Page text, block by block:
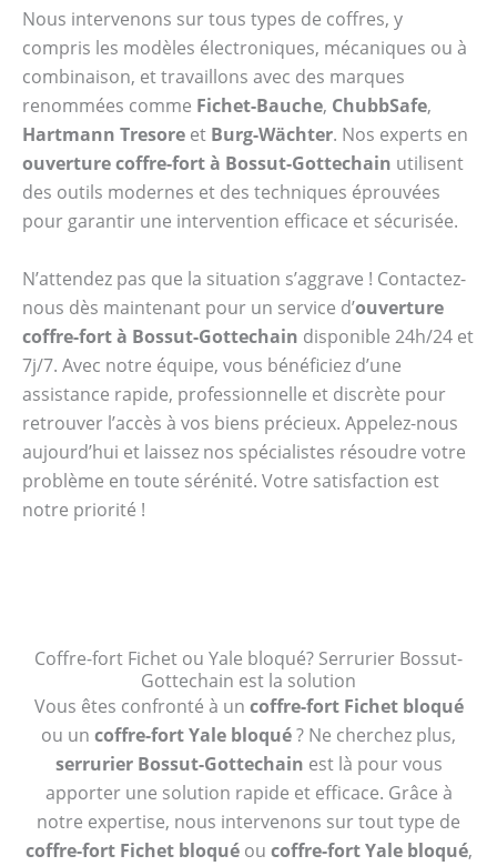
Nous intervenons sur tous types de coffres, y
compris les modèles électroniques, mécaniques ou à
combinaison, et travaillons avec des marques
renommées comme Fichet-Bauche, ChubbSafe,
Hartmann Tresore et Burg-Wächter. Nos experts en
ouverture coffre-fort à Bossut-Gottechain utilisent
des outils modernes et des techniques éprouvées
pour garantir une intervention efficace et sécurisée.
N’attendez pas que la situation s’aggrave ! Contactez-
nous dès maintenant pour un service d’ouverture
coffre-fort à Bossut-Gottechain disponible 24h/24 et
7j/7. Avec notre équipe, vous bénéficiez d’une
assistance rapide, professionnelle et discrète pour
retrouver l’accès à vos biens précieux. Appelez-nous
aujourd’hui et laissez nos spécialistes résoudre votre
problème en toute sérénité. Votre satisfaction est
notre priorité !
Coffre-fort Fichet ou Yale bloqué? Serrurier Bossut-
Gottechain est la solution
Vous êtes confronté à un coffre-fort Fichet bloqué
ou un coffre-fort Yale bloqué? Ne cherchez plus,
serrurier Bossut-Gottechain est là pour vous
apporter une solution rapide et efficace. Grâce à
notre expertise, nous intervenons sur tout type de
coffre-fort Fichet bloquéou coffre-fort Yale bloqué,